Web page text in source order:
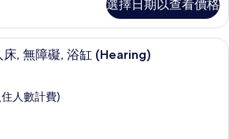
選擇日期以查看價格
高級寢具、客房內保險箱、書桌、筆
床, 無障礙, 浴缸 (Hearing)
人數計費)